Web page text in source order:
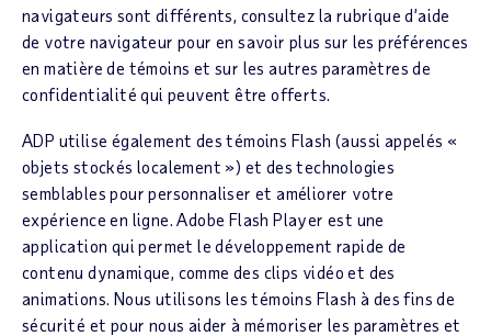
navigateurs sont différents, consultez la rubrique d’aide
de votre navigateur pour en savoir plus sur les préférences
en matière de témoins et sur les autres paramètres de
confidentialité qui peuvent être offerts.
ADP utilise également des témoins Flash (aussi appelés «
objets stockés localement ») et des technologies
semblables pour personnaliser et améliorer votre
expérience en ligne. Adobe Flash Player est une
application qui permet le développement rapide de
contenu dynamique, comme des clips vidéo et des
animations. Nous utilisons les témoins Flash à des fins de
sécurité et pour nous aider à mémoriser les paramètres et